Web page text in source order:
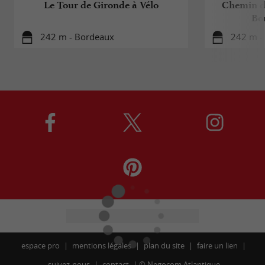
Le Tour de Gironde à Vélo
242 m - Bordeaux
Chemin
242 m -
espace pro mentions légales plan du site
faire un lien